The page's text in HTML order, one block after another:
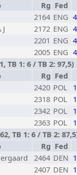
Rg Fed
2164 ENG
2172 ENG
2201 ENG
2005 ENG
TB 1: 6 / TB 2: 97,5)
Rg Fed
2420 POL
2318 POL
2342 POL
2363 POL
TB 1: 6 / TB 2:
Rg Fed
2464 DEN
2407 DEN